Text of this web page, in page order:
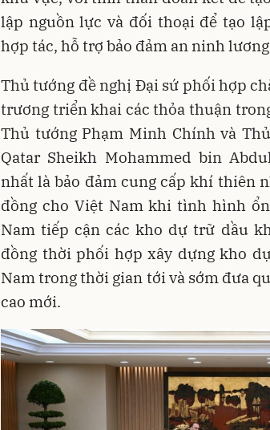
lập nguồn lực và đối thoại để tạo
hợp tác, hỗ trợ bảo đảm an ninh
Thủ tướng đề nghị Đại sứ phối hợp
trương triển khai các thỏa thuận
Thủ tướng Phạm Minh Chính và
Qatar Sheikh Mohammed bin
nhất là bảo đảm cung cấp khí thiên
đồng cho Việt Nam khi tình hình
Nam tiếp cận các kho dự trữ dầu
đồng thời phối hợp xây dựng kho
Nam trong thời gian tới và sớm đưa
cao mới.